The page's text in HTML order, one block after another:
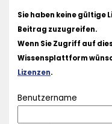
Sie haben keine gültige
Beitrag zuzugreifen.
Wenn Sie Zugriff auf
Wissensplattform
Lizenzen.
Benutzername